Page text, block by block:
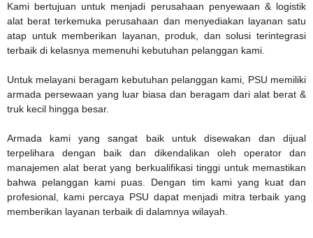
Kami bertujuan untuk menjadi perusahaan penyewaan & logistik
alat berat terkemuka perusahaan dan menyediakan layanan satu
atap untuk memberikan layanan, produk, dan solusi terintegrasi
terbaik di kelasnya memenuhi kebutuhan pelanggan kami.
Untuk melayani beragam kebutuhan pelanggan kami, PSU memiliki
armada persewaan yang luar biasa dan beragam dari alat berat &
truk kecil hingga besar.
Armada kami yang sangat baik untuk disewakan dan dijual
terpelihara dengan baik dan dikendalikan oleh operator dan
manajemen alat berat yang berkualifikasi tinggi untuk memastikan
bahwa pelanggan kami puas. Dengan tim kami yang kuat dan
profesional, kami percaya PSU dapat menjadi mitra terbaik yang
memberikan layanan terbaik di dalamnya wilayah.